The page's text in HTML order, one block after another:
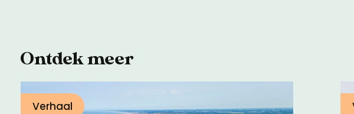
Ontdek meer
Verhaal